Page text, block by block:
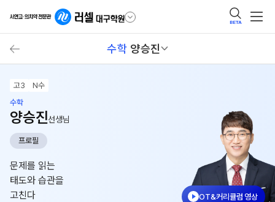
BETA
수학 양승진
고3
N수
수학
양승진선생님
프로필
문제를 읽는
태도와 습관을
고친다
OT&커리큘럼 영상